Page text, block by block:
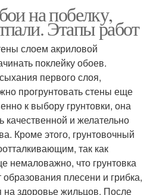
на побелку,
Этапы работ
слоем акриловой
поклейку обоев.
первого слоя,
прогрунтовать стены еще
к выбору грунтовки, она
качественной и желательно
Кроме этого, грунтовочный
так как
немаловажно, что грунтовка
плесени и грибка,
на здоровье жильцов. После